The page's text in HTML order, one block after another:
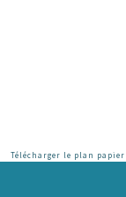
Télécharger le plan papier